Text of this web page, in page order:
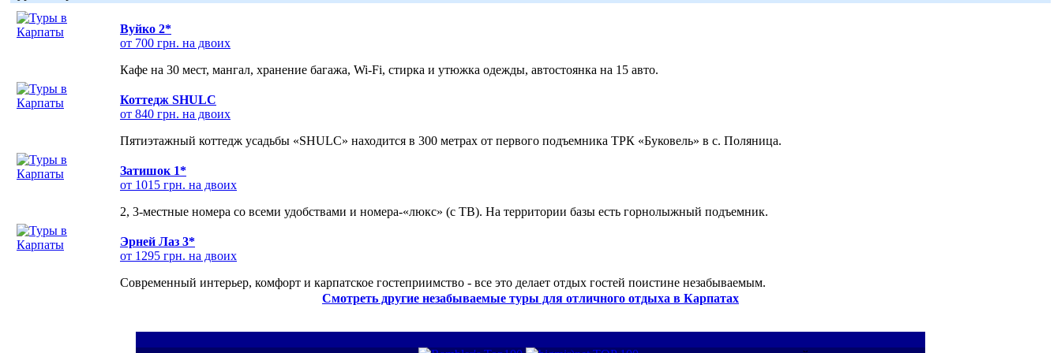
Вуйко 2*
от 700 грн. на двоих
Кафе на 30 мест, мангал, хранение багажа, Wi-Fi, стирка и утюжка одежды, автостоянка на 15 авто.
Коттедж SHULC
от 840 грн. на двоих
Пятиэтажный коттедж усадьбы «SHULC» находится в 300 метрах от первого подъемника ТРК «Буковель» в с. Поляница.
Затишок 1*
от 1015 грн. на двоих
2, 3-местные номера со всеми удобствами и номера-«люкс» (с ТВ). На территории базы есть горнолыжный подъемник.
Эрней Лаз 3*
от 1295 грн. на двоих
Современный интерьер, комфорт и карпатское гостеприимство - все это делает отдых гостей поистине незабываемым.
Смотреть другие незабываемые туры для отличного отдыха в Карпатах